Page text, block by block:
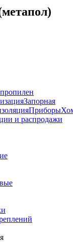
Запорная
Приборы
и распродажи